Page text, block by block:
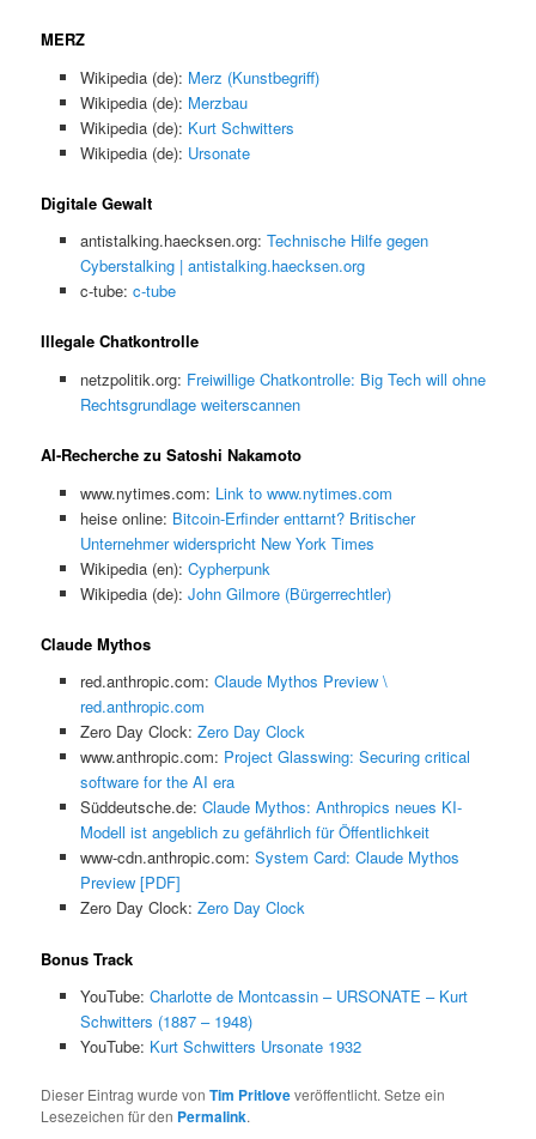
MERZ
Wikipedia (de): Merz (Kunstbegriff)
Wikipedia (de): Merzbau
Wikipedia (de): Kurt Schwitters
Wikipedia (de): Ursonate
Digitale Gewalt
antistalking.haecksen.org: Technische Hilfe gegen
Cyberstalking | antistalking.haecksen.org
c-tube: c-tube
Illegale Chatkontrolle
netzpolitik.org: Freiwillige Chatkontrolle: Big Tech will ohne
Rechtsgrundlage weiterscannen
AI-Recherche zu Satoshi Nakamoto
www.nytimes.com: Link to www.nytimes.com
heise online: Bitcoin-Erfinder enttarnt? Britischer
Unternehmer widerspricht New York Times
Wikipedia (en): Cypherpunk
Wikipedia (de): John Gilmore (Bürgerrechtler)
Claude Mythos
red.anthropic.com: Claude Mythos Preview \
red.anthropic.com
Zero Day Clock: Zero Day Clock
www.anthropic.com: Project Glasswing: Securing critical
software for the AI era
Süddeutsche.de: Claude Mythos: Anthropics neues KI-
Modell ist angeblich zu gefährlich für Öffentlichkeit
www-cdn.anthropic.com: System Card: Claude Mythos
Preview [PDF]
Zero Day Clock: Zero Day Clock
Bonus Track
YouTube: Charlotte de Montcassin – URSONATE – Kurt
Schwitters (1887 – 1948)
YouTube: Kurt Schwitters Ursonate 1932
Dieser Eintrag wurde vonTim Pritloveveröffentlicht. Setze ein
Lesezeichen für den Permalink.